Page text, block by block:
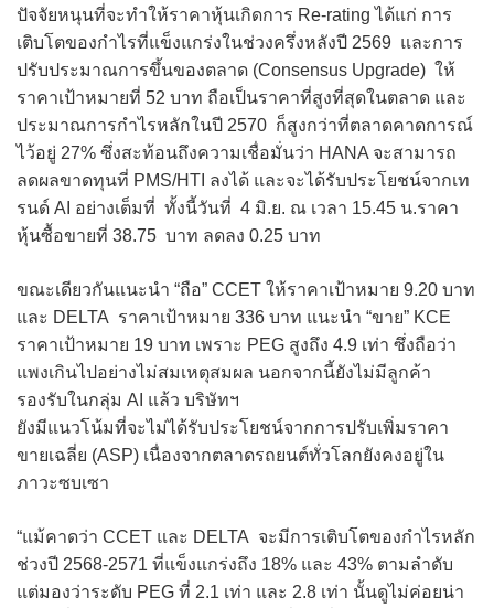
ปัจจัยหนุนที่จะทำให้ราคาหุ้นเกิดการ Re-rating ได้แก่ การ
เติบโตของกำไรที่แข็งแกร่งในช่วงครึ่งหลังปี 2569 และการ
ปรับประมาณการขึ้นของตลาด (Consensus Upgrade) ให้
ราคาเป้าหมายที่ 52 บาท ถือเป็นราคาที่สูงที่สุดในตลาด และ
ประมาณการกำไรหลักในปี 2570 ก็สูงกว่าที่ตลาดคาดการณ์
ไว้อยู่ 27% ซึ่งสะท้อนถึงความเชื่อมั่นว่า HANA จะสามารถ
ลดผลขาดทุนที่ PMS/HTI ลงได้ และจะได้รับประโยชน์จากเท
รนด์ AI อย่างเต็มที่ ทั้งนี้วันที่ 4 มิ.ย. ณ เวลา 15.45 น.ราคา
หุ้นซื้อขายที่ 38.75 บาท ลดลง 0.25 บาท
ขณะเดียวกันแนะนำ “ถือ” CCET ให้ราคาเป้าหมาย 9.20 บาท
และ DELTA ราคาเป้าหมาย 336 บาท แนะนำ “ขาย” KCE
ราคาเป้าหมาย 19 บาท เพราะ PEG สูงถึง 4.9 เท่า ซึ่งถือว่า
แพงเกินไปอย่างไม่สมเหตุสมผล นอกจากนี้ยังไม่มีลูกค้า
รองรับในกลุ่ม AI แล้ว บริษัทฯ
ยังมีแนวโน้มที่จะไม่ได้รับประโยชน์จากการปรับเพิ่มราคา
ขายเฉลี่ย (ASP) เนื่องจากตลาดรถยนต์ทั่วโลกยังคงอยู่ใน
ภาวะซบเซา
“แม้คาดว่า CCET และ DELTA จะมีการเติบโตของกำไรหลัก
ช่วงปี 2568-2571 ที่แข็งแกร่งถึง 18% และ 43% ตามลำดับ
แต่มองว่าระดับ PEG ที่ 2.1 เท่า และ 2.8 เท่า นั้นดูไม่ค่อยน่า